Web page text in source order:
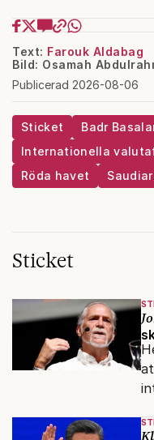
Text: Farouk Aldabag
Bild: Osamah
Publicerad 2026-08-06
Sticket Badr
Internationella
Röda havet
Sticket